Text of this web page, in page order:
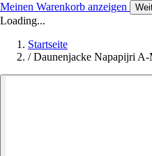
Meinen Warenkorb anzeigen
Loading...
Startseite
/ Daunenjacke Napapijri